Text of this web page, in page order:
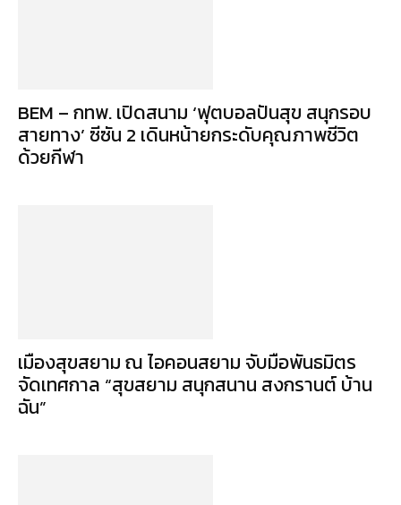
BEM – กทพ. เปิดสนาม ‘ฟุตบอลปันสุข สนุกรอบ
สายทาง’ ซีซัน 2 เดินหน้ายกระดับคุณภาพชีวิต
ด้วยกีฬา
เมืองสุขสยาม ณ ไอคอนสยาม จับมือพันธมิตร
จัดเทศกาล “สุขสยาม สนุกสนาน สงกรานต์ บ้าน
ฉัน”